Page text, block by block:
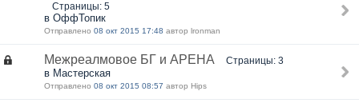
Страницы: 5
в ОффТопик
Отправлено 08 окт 2015 17:48 автор lronman
Межреалмовое БГ и АРЕНА Страницы: 3
в Мастерская
Отправлено 08 окт 2015 08:57 автор Hips